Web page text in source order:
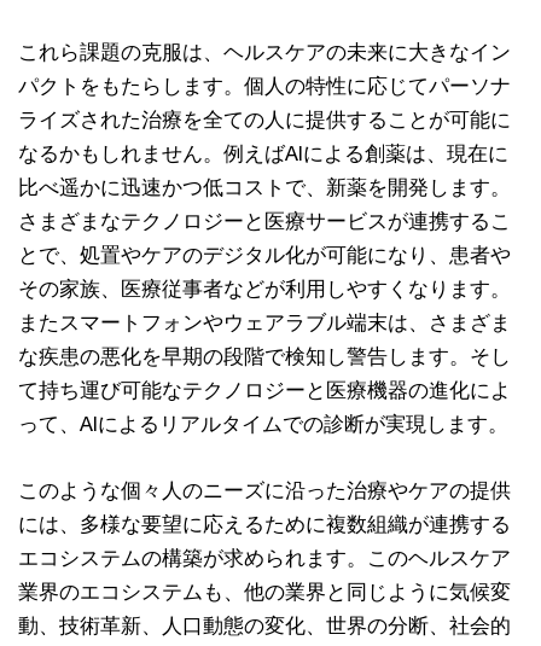
これら課題の克服は、ヘルスケアの未来に大きなイン
パクトをもたらします。個人の特性に応じてパーソナ
ライズされた治療を全ての人に提供することが可能に
なるかもしれません。例えばAIによる創薬は、現在に
比べ遥かに迅速かつ低コストで、新薬を開発します。
さまざまなテクノロジーと医療サービスが連携するこ
とで、処置やケアのデジタル化が可能になり、患者や
その家族、医療従事者などが利用しやすくなります。
またスマートフォンやウェアラブル端末は、さまざま
な疾患の悪化を早期の段階で検知し警告します。そし
て持ち運び可能なテクノロジーと医療機器の進化によ
って、AIによるリアルタイムでの診断が実現します。
このような個々人のニーズに沿った治療やケアの提供
には、多様な要望に応えるために複数組織が連携する
エコシステムの構築が求められます。このヘルスケア
業界のエコシステムも、他の業界と同じように気候変
動、技術革新、人口動態の変化、世界の分断、社会的